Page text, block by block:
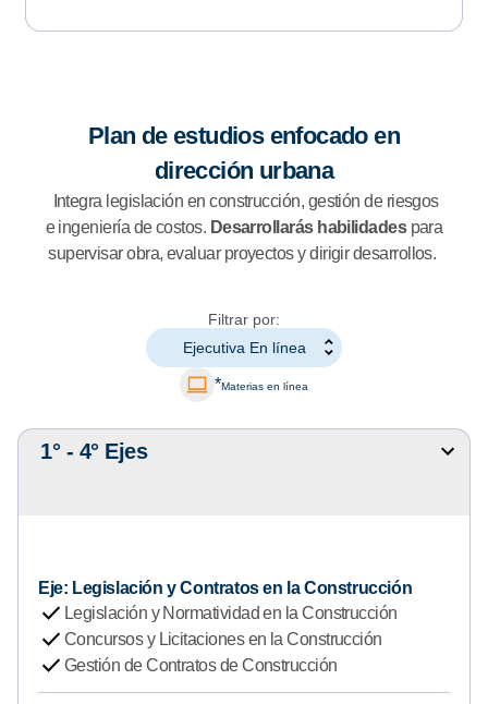
Plan de estudios enfocado en
dirección urbana
Integra legislación en construcción, gestión de riesgos
e ingeniería de costos. Desarrollarás habilidadespara
supervisar obra, evaluar proyectos y dirigir desarrollos.
Filtrar por:
Ejecutiva En línea
*Materias en línea
1° - 4° Ejes
M
a
Eje: Legislación y Contratos en la Construcción
check Legislación y Normatividad en la Construcción
check Concursos y Licitaciones en la Construcción
check Gestión de Contratos de Construcción